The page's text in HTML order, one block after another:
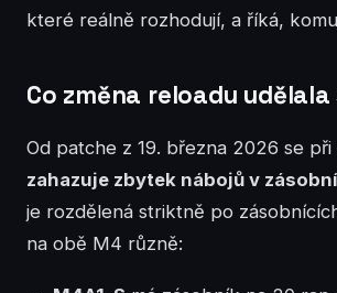
které reálně rozhodují, a říká,
Co změna reloadu udělala
Od patche z 19. března 2026 se
zahazuje zbytek nábojů v
je rozdělená striktně po
na obě M4 různě: